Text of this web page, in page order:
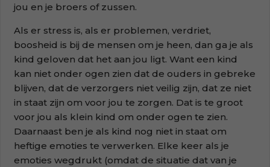
jou en je broers of zussen.
Als er stress is, als er problemen, verdriet,
boosheid is bij de mensen om je heen, dan ga je als
kind geloven dat het aan jou ligt. Want een kind
kan niet onder ogen zien dat de ouders in gebreke
blijven, dat de verzorgers niet veilig zijn, dat ze niet
in staat zijn om voor jou te zorgen. Dat is te groot
voor jou als klein kind om onder ogen te zien.
Daarnaast ben je als kind nog niet in staat om
heftige emoties te verwerken. Elke keer als je
emoties wegdrukt (omdat de situatie dat van je